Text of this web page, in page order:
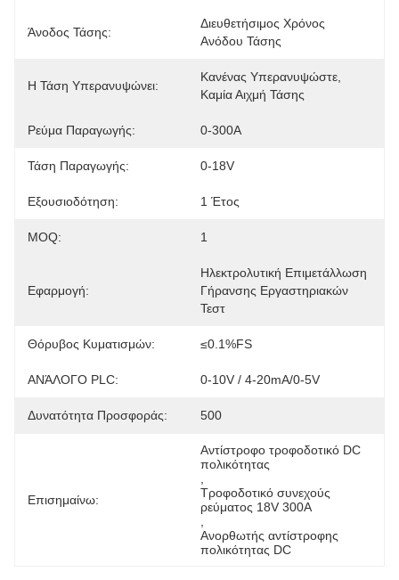
Άνοδος Τάσης:
Διευθετήσιμος Χρόνος
Ανόδου Τάσης
Η Τάση Υπερανυψώνει:
Κανένας Υπερανυψώστε,
Καμία Αιχμή Τάσης
Ρεύμα Παραγωγής: 0-300A
Τάση Παραγωγής: 0-18V
Εξουσιοδότηση: 1 Έτος
MOQ: 1
Εφαρμογή:
Ηλεκτρολυτική Επιμετάλλωση
Γήρανσης Εργαστηριακών
Τεστ
Θόρυβος Κυματισμών: ≤0.1%FS
ΑΝΆΛΟΓΟ PLC: 0-10V / 4-20mA/0-5V
Δυνατότητα Προσφοράς: 500
Επισημαίνω:
Αντίστροφο τροφοδοτικό DC
πολικότητας
Τροφοδοτικό συνεχούς
ρεύματος 18V 300A
Ανορθωτής αντίστροφης
πολικότητας DC